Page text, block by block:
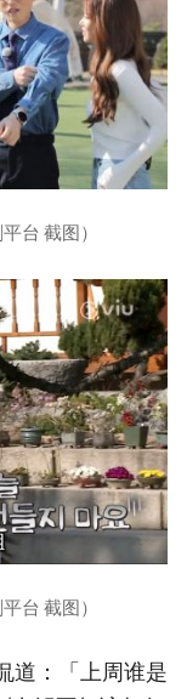
台 截图）
台 截图）
道：「上周谁是